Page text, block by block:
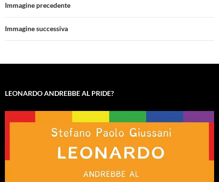
Immagine precedente
Immagine successiva
LEONARDO ANDREBBE AL PRIDE?